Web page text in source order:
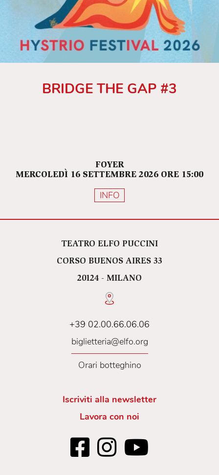
BRIDGE THE GAP #3
FOYER
MERCOLEDÌ 16 SETTEMBRE 2026 ORE 15:00
INFO
TEATRO ELFO PUCCINI
CORSO BUENOS AIRES 33
20124 - MILANO
+39 02.00.66.06.06
biglietteria@elfo.org
Orari botteghino
Iscriviti alla newsletter
Lavora con noi